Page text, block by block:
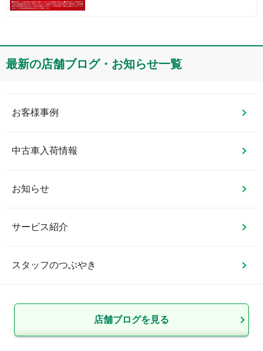
最新の店舗ブログ・お知らせ一覧
お客様事例
中古車入荷情報
お知らせ
サービス紹介
スタッフのつぶやき
店舗ブログを見る